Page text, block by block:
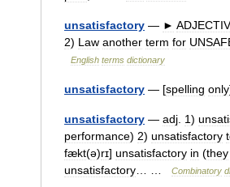
unsatisfactory — ►
2) Law another term for
English terms dictionary
unsatisfactory — [spelling only
unsatisfactory — adj 1)
performance) 2) unsatisfactory
fækt(ə)rɪ] unsatisfactory in (they
unsatisfactory
Combinatory